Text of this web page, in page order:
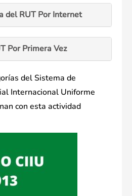
del RUT Por Internet
Por Primera Vez
del Sistema de
Internacional Uniforme
con esta actividad